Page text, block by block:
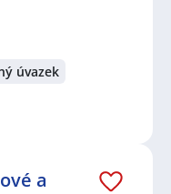
úvazek
a